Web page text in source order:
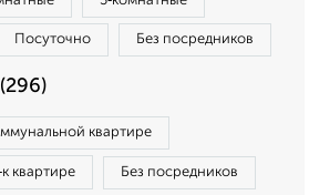
Посуточно Без посредников
квартире
квартире Без посредников